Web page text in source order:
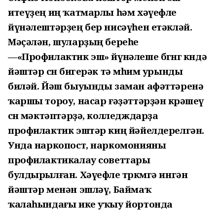
итеүҙең иң ҡатмарлы һәм хәүефле
йүнәлештәрҙең бер нисәүһен етәкләй.
Мәҫәлән, шуларҙың береһе
—«Профилактик эш» йүнәлеше бөгөнгө көндә
йәштәр өсөн бигерәк тә мөһим урынды
биләй. Йәш быуынды заман афәттәренә
ҡаршы тороу, насар ғәҙәттәрҙән көрәшеү
өсөн мәктәптәрҙә, колледждарҙа
профилактик эштәр киң йәйелдерелгән.
Унда наркопост, наркомонияны
профилактикалау советтары
булдырылған. Хәүефле төркөмгә ингән
йәштәр менән эшләү, Баймаҡ
ҡалаһындағы ике уҡыу йортонда